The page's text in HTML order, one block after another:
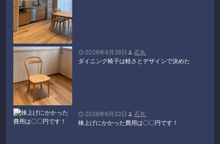
 2026年6月26日  石丸
ダイニング椅子は軽さとデザインで決めた
 2026年6月22日  石丸
棟上げにかかった費用は〇〇円です！